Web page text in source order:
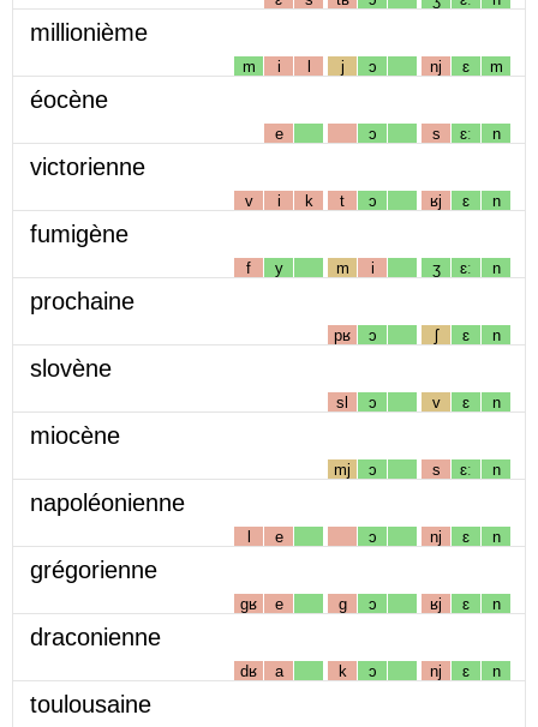
millionième
m i l j ɔ nj ɛ m
éocène
e ɔ s ɛː n
victorienne
v i k t ɔ ʁj ɛ n
fumigène
f y m i ʒ ɛː n
prochaine
pʁ ɔ ʃ ɛ n
slovène
sl ɔ v ɛ n
miocène
mj ɔ s ɛː n
napoléonienne
l e ɔ nj ɛ n
grégorienne
gʁ e g ɔ ʁj ɛ n
draconienne
dʁ a k ɔ nj ɛ n
toulousaine